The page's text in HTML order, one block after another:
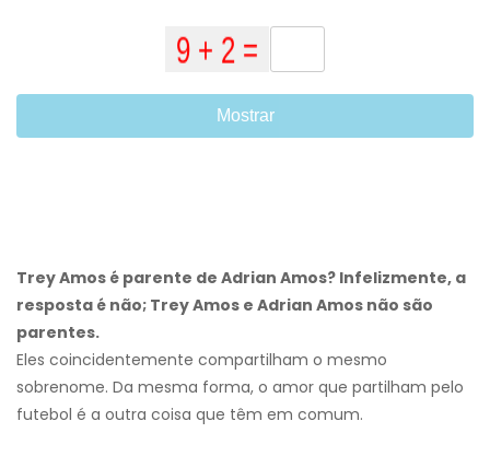
Mostrar
Trey Amos é parente de Adrian Amos? Infelizmente, a
resposta é não; Trey Amos e Adrian Amos não são
parentes.
Eles coincidentemente compartilham o mesmo
sobrenome. Da mesma forma, o amor que partilham pelo
futebol é a outra coisa que têm em comum.